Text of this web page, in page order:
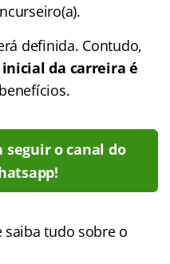
definida. Contudo,
da carreira é
seguir o canal do
saiba tudo sobre o